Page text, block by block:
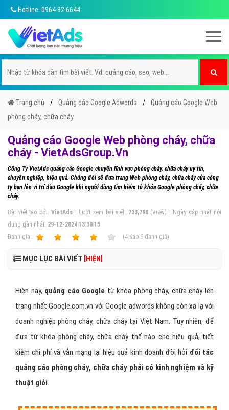
Hotline: 0964 82 6644
Trang chủ Quảng cáo Google Adwords
Quảng cáo Google Web
phòng cháy, chữa cháy
Quảng cáo Google Web phòng cháy, chữa
cháy - VietAdsGroup.Vn
Công Ty VietAds quảng cáo Google chuyên lĩnh vực phòng cháy, chữa cháy uy tín,
chuyên nghiệp, hiệu quả. Chúng đôi sẽ đưa trang Web phòng cháy, chữa cháy của công
ty bạn lên vị trí đầu Google khi người dùng tìm kiếm từ khóa Google phòng cháy, chữa
cháy.
Bài viết tạo bởi:VietAds | Lượt xem bài viết: 733,798(View) | Ngày cập nhật nội
dung gần nhất: 29-12-2024 13:30:15
Ðánh giá:
(4 sao 6 đánh giá)
MỤC LỤC BÀI VIẾT [HIỆN]
Hiện nay, quảng cáo Google từ khóa phòng cháy, chữa cháy lên
trang nhất Google.com.vn với Google adwords không còn xa lạ với
doanh nghiệp phòng cháy, chữa cháy tại Việt Nam. Tuy nhiên, để
đưa từ khóa phòng cháy, chữa cháy thế nào cho hiệu quả, tiết
kiệm chi phí và vẫn mạng lại hiệu quả kinh doanh đòi hỏi đối tác
quảng cáo phòng cháy, chữa cháy phải có kinh nghiệm và kỹ
thuật giỏi.